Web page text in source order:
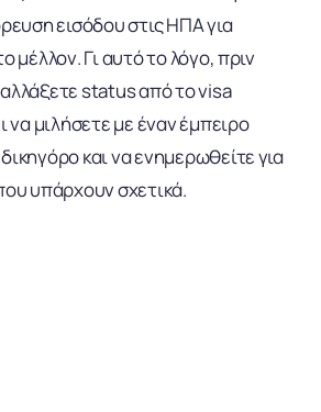
εισόδου στις ΗΠΑ για
μέλλον. Γι αυτό το λόγο, πριν
status από το visa
να μιλήσετε με έναν έμπειρο
και να ενημερωθείτε για
υπάρχουν σχετικά.